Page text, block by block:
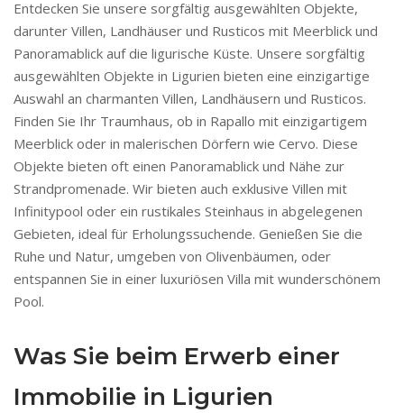
Entdecken Sie unsere sorgfältig ausgewählten Objekte,
darunter Villen, Landhäuser und Rusticos mit Meerblick und
Panoramablick auf die ligurische Küste. Unsere sorgfältig
ausgewählten Objekte in Ligurien bieten eine einzigartige
Auswahl an charmanten Villen, Landhäusern und Rusticos.
Finden Sie Ihr Traumhaus, ob in Rapallo mit einzigartigem
Meerblick oder in malerischen Dörfern wie Cervo. Diese
Objekte bieten oft einen Panoramablick und Nähe zur
Strandpromenade. Wir bieten auch exklusive Villen mit
Infinitypool oder ein rustikales Steinhaus in abgelegenen
Gebieten, ideal für Erholungssuchende. Genießen Sie die
Ruhe und Natur, umgeben von Olivenbäumen, oder
entspannen Sie in einer luxuriösen Villa mit wunderschönem
Pool.
Was Sie beim Erwerb einer
Immobilie in Ligurien